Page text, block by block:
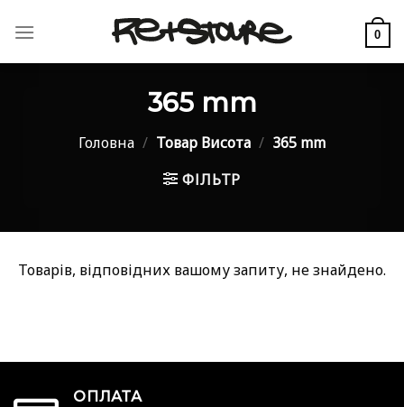
0
365 mm
Головна / Товар Висота / 365 mm
ФІЛЬТР
Товарів, відповідних вашому запиту, не знайдено.
ОПЛАТА